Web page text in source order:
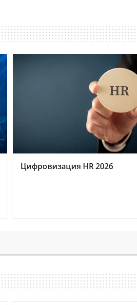
Цифровизация HR 2026